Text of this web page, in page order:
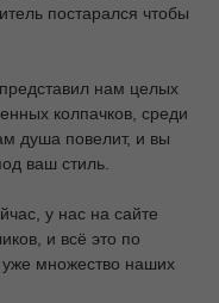
постарался чтобы
нам целых
колпачков, среди
душа повелит, и вы
ваш стиль.
у нас на сайте
и всё это по
множество наших